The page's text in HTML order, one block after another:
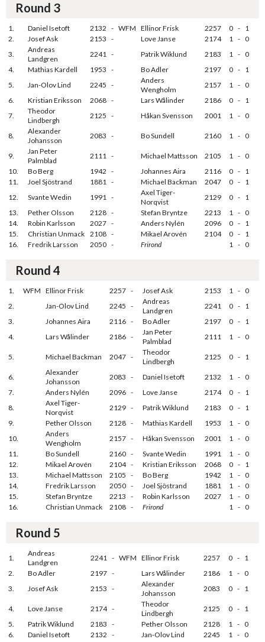
Round 3
1. Daniel Isetoft 2132 - WFM Ellinor Frisk 2257 0 - 1
2.
Josef Ask 2153 - Love Janse 2174 1 - 0
3.
Andreas
Landgren
2241 - Patrik Wiklund 2183 1 - 0
4.
Mathias Kardell 1953 - Bo Adler 2197 0 - 1
5.
Jan-Olov Lind 2245 -
Anders
Wengholm
2157 1 - 0
6.
Kristian Eriksson 2068 - Lars Wålinder 2186 0 - 1
7.
Theodor
Lindbergh
2125 - Håkan Svensson 2001 1 - 0
8.
Alexander
Johansson
2083 - Bo Sundell 2160 1 - 0
9.
Jan Peter
Palmblad
2111 - Michael Mattsson 2105 1 - 0
10.
Bo Berg 1942 - Johannes Aira 2116 0 - 1
11.
Joel Sjöstrand 1881 - Michael Backman 2047 0 - 1
12.
Svante Wedin 1991 -
Axel Tiger-
Norqvist
2129 0 - 1
13.
Pether Olsson 2128 - Stefan Bryntze 2213 1 - 0
14.
Robin Karlsson 2027 - Anders Nylén 2096 0 - 1
15.
Christian Unmack 2108 - Mikael Arovén 2104 0 - 1
16.
Fredrik Larsson 2050 - Frirond 1 - 0
Round 4
1. WFM Ellinor Frisk 2257 - Josef Ask 2153 1 - 0
2.
Jan-Olov Lind 2245 -
Andreas
Landgren
2241 0 - 1
3.
Johannes Aira 2116 - Bo Adler 2197 0 - 1
4.
Lars Wålinder 2186 -
Jan Peter
Palmblad
2111 1 - 0
5. Michael Backman 2047 -
Theodor
Lindbergh
2125 0 - 1
6.
Alexander
Johansson
2083 - Daniel Isetoft 2132 1 - 0
7.
Anders Nylén 2096 - Love Janse 2174 0 - 1
8.
Axel Tiger-
Norqvist
2129 - Patrik Wiklund 2183 0 - 1
9.
Pether Olsson 2128 - Mathias Kardell 1953 1 - 0
10.
Anders
Wengholm
2157 - Håkan Svensson 2001 1 - 0
11.
Bo Sundell 2160 - Svante Wedin 1991 1 - 0
12.
Mikael Arovén 2104 - Kristian Eriksson 2068 0 - 1
13.
Michael Mattsson 2105 - Bo Berg 1942 1 - 0
14.
Fredrik Larsson 2050 - Joel Sjöstrand 1881 1 - 0
15.
Stefan Bryntze 2213 - Robin Karlsson 2027 1 - 0
16.
Christian Unmack 2108 - Frirond 1 - 0
Round 5
1.
Andreas
Landgren
2241 - WFM Ellinor Frisk 2257 0 - 1
2.
Bo Adler 2197 - Lars Wålinder 2186 1 - 0
3.
Josef Ask 2153 -
Alexander
Johansson
2083 0 - 1
4. Love Janse 2174 -
Theodor
Lindbergh
2125 0 - 1
5.
Patrik Wiklund 2183 - Pether Olsson 2128 1 - 0
6.
Daniel Isetoft 2132 - Jan-Olov Lind 2245 1 - 0